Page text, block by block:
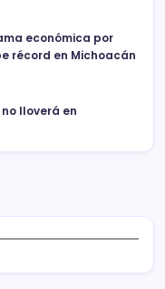
económica por
récord en Michoacán
lloverá en